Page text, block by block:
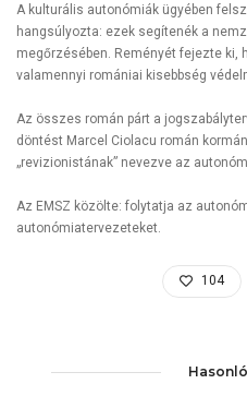
A kulturális autonómiák ügyében
hangsúlyozta: ezek segítenék a
megőrzésében. Reményét fejezte ki,
valamennyi romániai kisebbség
Az összes román párt a
döntést Marcel Ciolacu román
„revizionistának” nevezve az
Az EMSZ közölte: folytatja az
autonómiatervezeteket.
104